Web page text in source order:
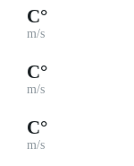
°C
m/s
°C
m/s
°C
m/s